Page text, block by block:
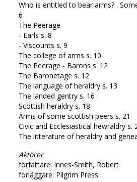
Who is entitled to bear arms? .
6
The Peerage
- Earls s. 8
- Viscounts s. 9
The college of arms s. 10
The Peerage - Barons s. 12
The Baronetage s. 12
The language of heraldry s. 13
The landed gentry s. 16
Scottish heraldry s. 18
Arms of some scottish peers s. 21
Civic and Ecclesiastical hewraldry s.
The litterature of heraldry and
Aktörer
författare: Innes-Smith, Robert
förläggare: Pilgrim Press